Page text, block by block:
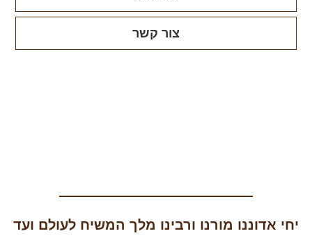
צור קשר
יחי אדוננו מורנו ורבינו מלך המשיח לעולם ועד